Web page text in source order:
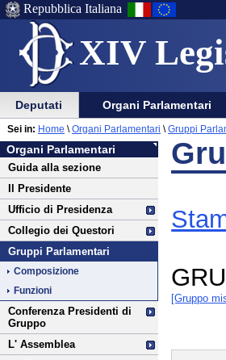
XIV
Menu
di
ausilio
alla
navigazione
Vai
Menu
di
navigazione
principale
Repubblica Italiana
Menu
di
navigazione
principale
Vai
menu
di
sezione
Deputati Organi Parlamentari
Organi
Parlamentari
Vai
al
contenuto
Organi Parlamentari
Guida alla sezione
Il Presidente
Ufficio di Presidenza
Collegio dei Questori
Gruppi Parlamentari
Composizione
Funzioni
Conferenza Presidenti di
Gruppo
L' Assemblea
Sei in: Home \ Organi Parlamentari \ Gruppi
[Gruppo